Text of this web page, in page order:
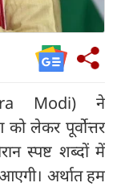
Modi) ने
लेकर पूर्वोत्तर
स्पष्ट शब्दों में
अर्थात हम